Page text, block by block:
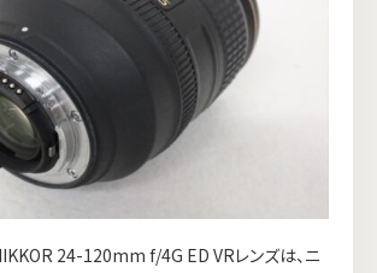
24-120mm f/4G ED VRレンズは、ニ